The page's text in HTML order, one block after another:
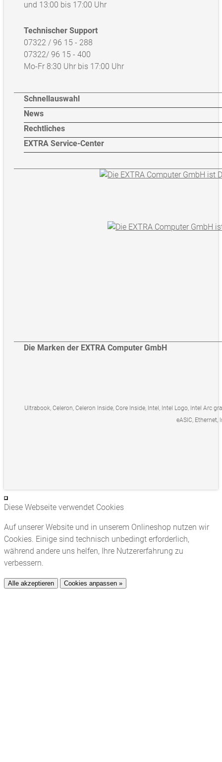
und 13:00 bis 17:00 Uhr
Technischer Support
07322 / 96 15 - 288
07322/ 96 15 - 400
Mo-Fr 8:30 Uhr bis 17:00 Uhr
Schnellauswahl
News
Rechtliches
EXTRA Service-Center
Die Marken der EXTRA Computer GmbH
Ultrabook, Celeron, Celeron Inside, Core Inside, Intel, Intel Logo, Intel Arc
eASIC, Ethernet,
Diese Webseite verwendet Cookies
Auf unserer Website und in unserem Onlineshop nutzen wir
Cookies. Einige sind technisch unbedingt erforderlich,
während andere uns helfen, Ihre Nutzererfahrung zu
verbessern.
Alle akzeptieren Cookies anpassen »